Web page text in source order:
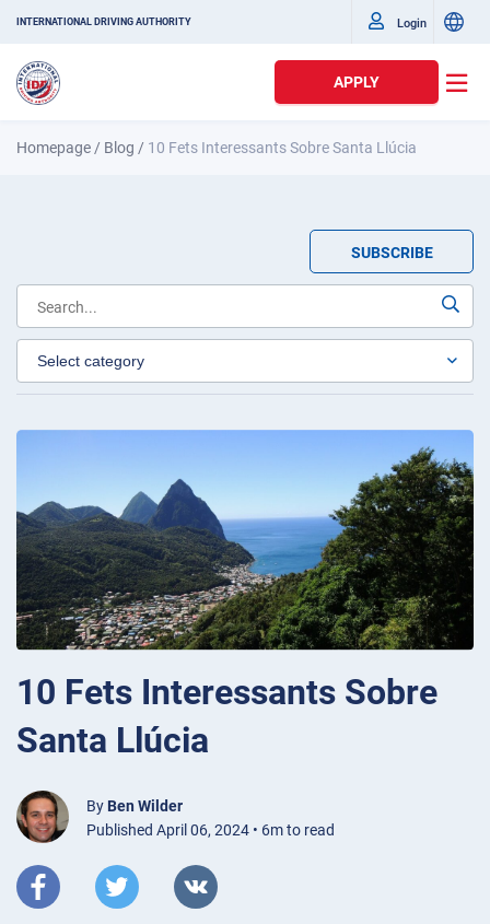
INTERNATIONAL DRIVING AUTHORITY Login
APPLY
Homepage / Blog / 10 Fets Interessants Sobre Santa Llúcia
SUBSCRIBE
10 Fets Interessants Sobre
Santa Llúcia
By Ben Wilder
Published April 06, 2024 • 6m to read